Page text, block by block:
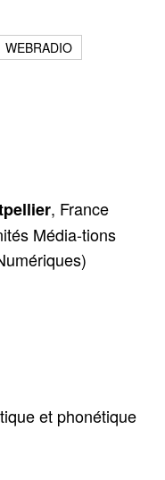
WEBRADIO
, France
Média-tions
et phonétique
Fermer